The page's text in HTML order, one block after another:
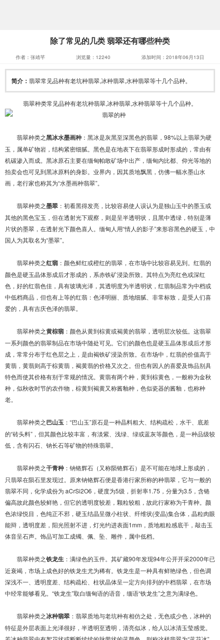
除了常见的几类 翡翠还有哪些种类
作者：张靖芊 浏览量：12240 添加时间：2018年06月13日
简介： 翡翠常见品种有老坑种翡翠,冰种翡翠,水种翡翠等十几个品种。
翡翠种类常见品种有老坑种翡翠,冰种翡翠,水种翡翠等十几个品种。
翡翠种类之黑冰水墨画种 ：黑冰是灰黑至深黑色的翡翠，98%以上翡翠为硬
玉，属单矿物岩，结构紧密细腻。黑色是在地表下在翡翠形成时形成的，常由有
机碳渗入而成。黑冰原石主要在缅甸帕敢矿场中出产，缅甸内比都、仰光等地的
拍卖会也可见到黑冰原料的身影。业界内，因其质地飘黑，仿佛一幅水墨山水
画，老行家也称其为“水墨画种翡翠”。
翡翠种类之墨翠 ：初看黑得发亮，比较容易使人误认为是独山玉中的墨玉或
其他的黑色宝玉，但在透射光下观察，则是呈半透明状，且黑中透绿，特别是薄
片状的墨翠，在透射光下颜色喜人。缅甸人用“情人的影子”来形容黑色的硬玉，中
国人为其取名为“墨翠”。
翡翠种类之红翡 ：颜色鲜红或橙红的翡翠，在市场中比较容易见到。红翡的
颜色是硬玉晶体形成后才形成的，系赤铁矿浸染所致。其特点为亮红色或深红
色，好的红翡色佳，具有玻璃光泽，其透明度为半透明状，红翡制品常为中档或
中低档商品，但也有上等的红翡：色泽明丽、质地细腻、非常标致，是受人们喜
爱的，具有吉庆色泽的翡翠。
翡翠种类之黄棕翡 ：颜色从黄到棕黄或褐黄的翡翠，透明层次较低。这翡翠
一系列颜色的翡翠制品在市场中随处可见。它们的颜色也是硬玉晶体形成后才形
成，常常分布于红色层之上，是由褐铁矿浸染所致。在市场中，红翡的价值高于
黄翡，黄翡则高于棕黄翡，褐黄翡的价格又次之。但也有因人的喜爱及饰品别具
特色而使其价格有别于常规的情况。黄翡有两个种，黄到棕黄色，一般称为金秋
种，似秋收时节的农作物，棕黄到褐黄又称酱釉种，色似瓷器的酱釉，也称种
老。
翡翠种类之巴山玉 ：“巴山玉”原石是一种晶料粗大、结构疏松，水干、底差
的“砖头料”，但其颜色比较丰富，有淡紫、浅绿、绿或蓝灰等颜色，是一种品级较
低，含有闪石、钠长石等矿物的特殊翡翠。
翡翠种类之干青种 ：钠铬辉石（又称陨铬辉石）是不可能在地球上形成的，
只翡翠在陨石里发现过。原来钠铬辉石便是香港行家所称的种翡翠，它与一般的
翡翠不同，化学成份为 aCrSi2O6，硬度为5级，折射率1.75，分量为3.5，含铬
偏高故此颜色较鲜艳，但它的透明度较差，颗粒较粗，故此行家称为干青种。颜
色浓绿悦目，色纯正不邪，硬玉结晶呈微小柱状、纤维状(变晶)集合体，晶粒肉眼
能辩，透明度差，阳光照射不进，灯光约进表面1mm，质地粗粒感底干，敲击玉
体音呈石声。饰品可加工成镯、佩、坠、雕件，属中低档。
翡翠种类之铁龙生 ：满绿色的玉件。其矿藏90年发现94年公开开采2000年已
近衰竭，市场上成色好的铁龙生尤为稀有。铁龙生是一种具有鲜艳绿色，但色调
深浅不一、透明度差、结构疏松、柱状晶体呈一定方向排列的中档翡翠，在市场
中经常能够看见。“铁龙生”取白缅甸语的语音，缅语“铁龙生”之意为满绿色。
翡翠种类之冰种翡翠 ：翡翠质地与老坑种有相仿之处，无色或少色，冰种的
特征是外层表面上光泽很好，半透明至透明，清亮似冰，给人以冰清玉莹感觉。